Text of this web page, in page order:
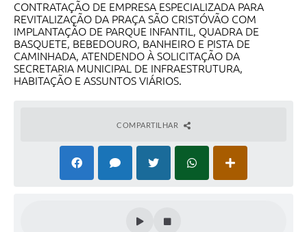
CONTRATAÇÃO DE EMPRESA ESPECIALIZADA PARA
REVITALIZAÇÃO DA PRAÇA SÃO CRISTÓVÃO COM
IMPLANTAÇÃO DE PARQUE INFANTIL, QUADRA DE
BASQUETE, BEBEDOURO, BANHEIRO E PISTA DE
CAMINHADA, ATENDENDO À SOLICITAÇÃO DA
SECRETARIA MUNICIPAL DE INFRAESTRUTURA,
HABITAÇÃO E ASSUNTOS VIÁRIOS.
COMPARTILHAR